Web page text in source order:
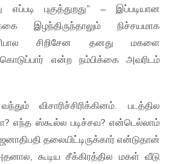
எப்படி புகுத்துறது” – இப்படியான
இழந்திருந்தாலும் நிச்சயமாக
சிறிசேன தனது மகளை
கொடுப்பார் என்ற நம்பிக்கை அவரிடம்
விசாரிச்சிரிக்கினம். படத்தில
எந்த ஸ்கூல்ல படிச்சவ? என்டெல்லாம்
தலையிட்டிருக்கார் என்டுதான்
கூடிய சீக்கிரத்தில மகள் வீடு